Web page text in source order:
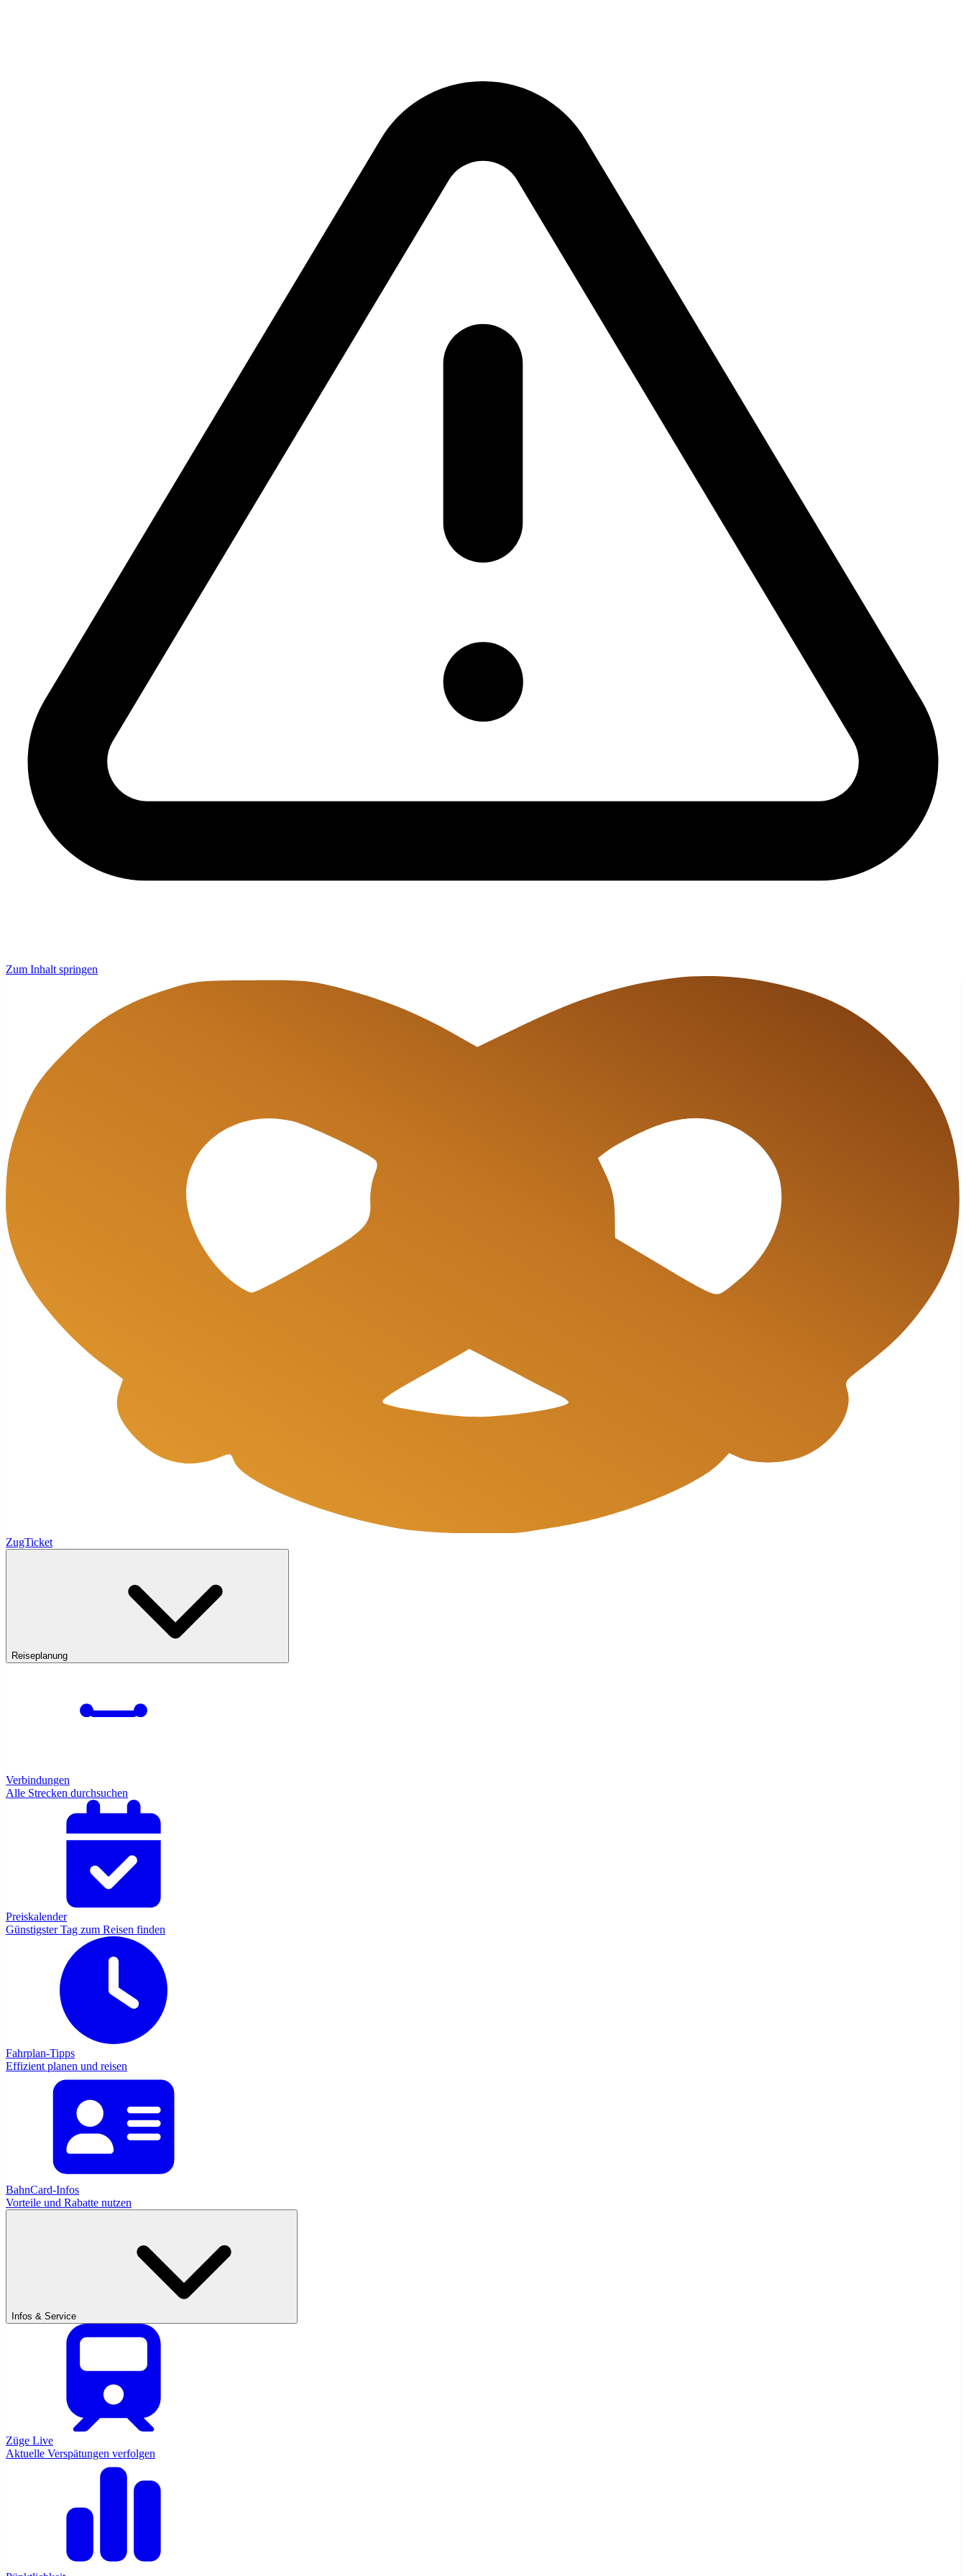
Zum Inhalt springen
ZugTicket
Reiseplanung
Verbindungen
Alle Strecken durchsuchen
Preiskalender
Günstigster Tag zum Reisen finden
Fahrplan-Tipps
Effizient planen und reisen
BahnCard-Infos
Vorteile und Rabatte nutzen
Infos & Service
Züge Live
Aktuelle Verspätungen verfolgen